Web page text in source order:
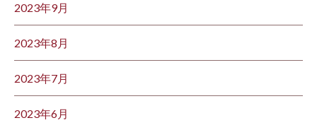
2023年9月
2023年8月
2023年7月
2023年6月